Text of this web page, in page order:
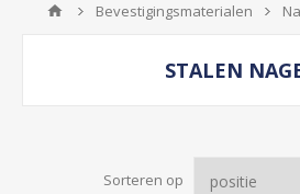
Bevestigingsmaterialen
STALEN
Sorteren op